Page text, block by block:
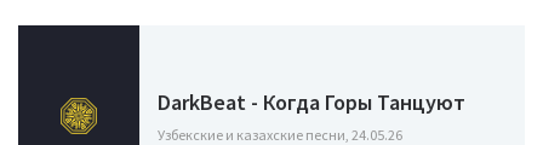
DarkBeat - Когда Горы Танцуют
Узбекские и казахские песни, 24.05.26